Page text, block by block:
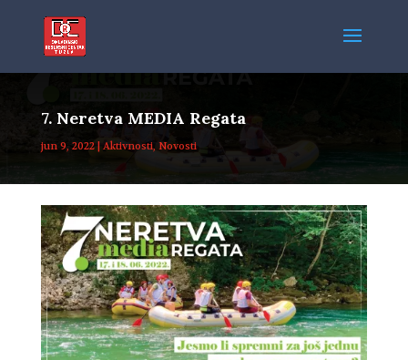
7. Neretva MEDIA Regata
jun 9, 2022| Aktivnosti, Novosti